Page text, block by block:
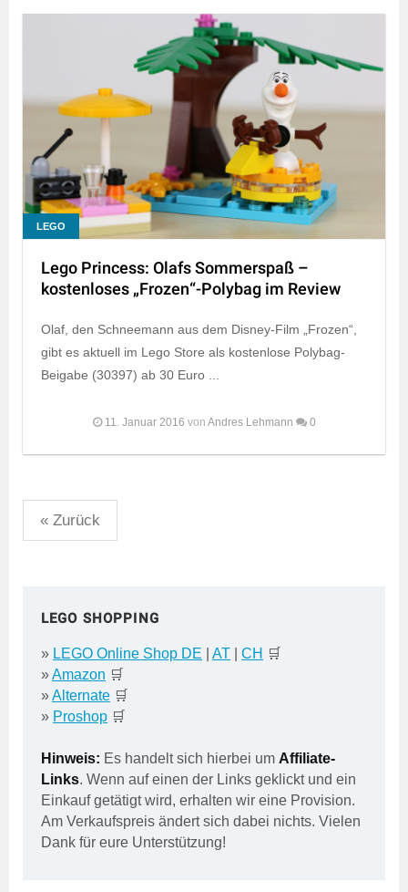
LEGO
Lego Princess: Olafs Sommerspaß –
kostenloses „Frozen“-Polybag im Review
Olaf, den Schneemann aus dem Disney-Film „Frozen“,
gibt es aktuell im Lego Store als kostenlose Polybag-
Beigabe (30397) ab 30 Euro ...
11. Januar 2016 von Andres Lehmann 0
Seitennummerierung
der
« Zurück
LEGO SHOPPING
» LEGO Online Shop DE AT CH 🛒
»Amazon 🛒
»Alternate 🛒
» Proshop 🛒
Hinweis: Es handelt sich hierbei um Affiliate-
Links. Wenn auf einen der Links geklickt und ein
Einkauf getätigt wird, erhalten wir eine Provision.
Am Verkaufspreis ändert sich dabei nichts. Vielen
Dank für eure Unterstützung!